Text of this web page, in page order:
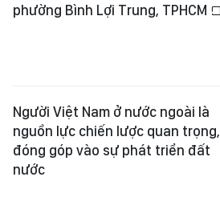
phường Bình Lợi Trung, TPHCM
Người Việt Nam ở nước ngoài là
nguồn lực chiến lược quan trọng,
đóng góp vào sự phát triển đất
nước